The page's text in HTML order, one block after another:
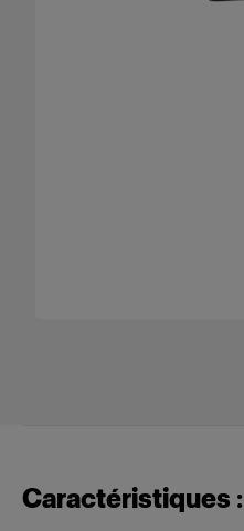
Caractéristiques :